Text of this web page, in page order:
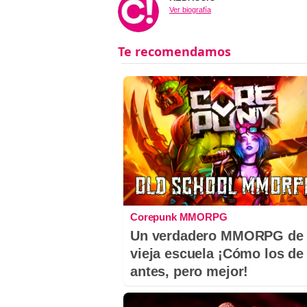
Ver biografía
Corepunk MMORPG
Un verdadero MMORPG de
vieja escuela ¡Cómo los de
antes, pero mejor!